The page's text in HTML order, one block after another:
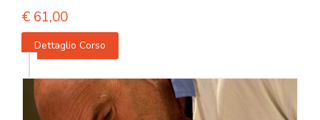
€ 61,00
Dettaglio Corso